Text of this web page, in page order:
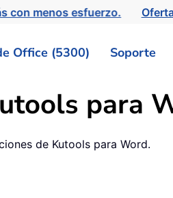
con menos esfuerzo.
Office (5300) Soporte
para
de Kutools para Word.